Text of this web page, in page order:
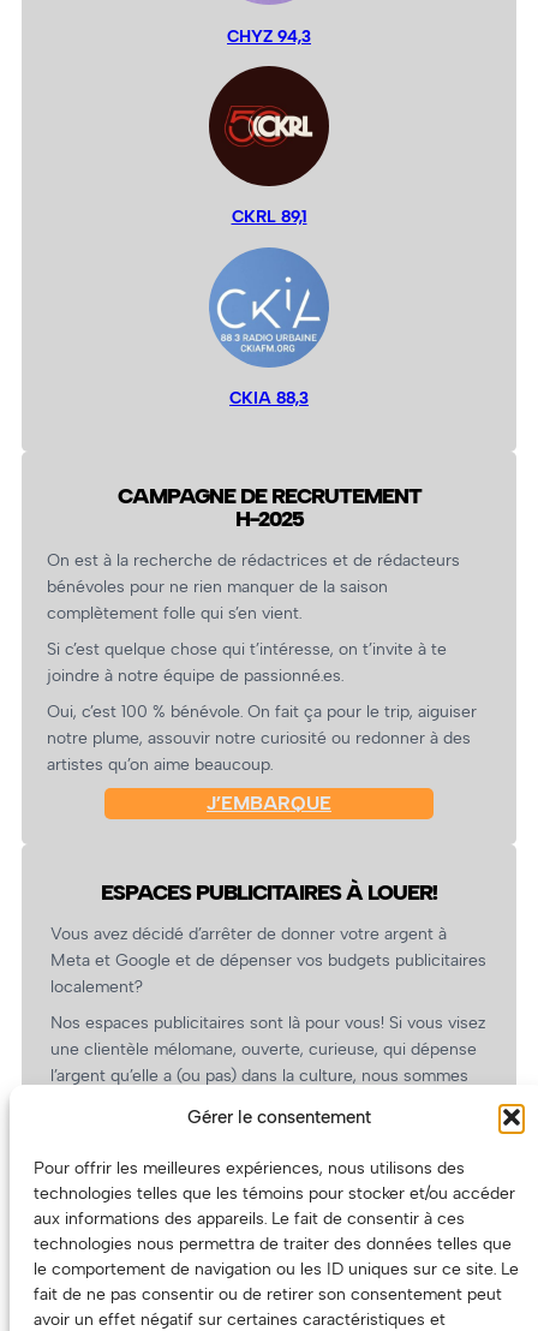
Gérer le consentement
Pour offrir les meilleures expériences, nous utilisons des
technologies telles que les témoins pour stocker et/ou accéder
aux informations des appareils. Le fait de consentir à ces
technologies nous permettra de traiter des données telles que
le comportement de navigation ou les ID uniques sur ce site. Le
fait de ne pas consentir ou de retirer son consentement peut
avoir un effet négatif sur certaines caractéristiques et
CHYZ 94,3
CKRL 89,1
CKIA 88,3
CAMPAGNE DE RECRUTEMENT
H-2025
On est à la recherche de rédactrices et de rédacteurs
bénévoles pour ne rien manquer de la saison
complètement folle qui s’en vient.
Si c’est quelque chose qui t’intéresse, on t’invite à te
joindre à notre équipe de passionné.es.
Oui, c’est 100 % bénévole. On fait ça pour le trip, aiguiser
notre plume, assouvir notre curiosité ou redonner à des
artistes qu’on aime beaucoup.
J’EMBARQUE
ESPACES PUBLICITAIRES À LOUER!
Vous avez décidé d’arrêter de donner votre argent à
Meta et Google et de dépenser vos budgets publicitaires
localement?
Nos espaces publicitaires sont là pour vous! Si vous visez
une clientèle mélomane, ouverte, curieuse, qui dépense
l’argent qu’elle a (ou pas) dans la culture, nous sommes
revient.
(Oui, on va avoir des tarifs spéciaux pour vous, les
artistes!)